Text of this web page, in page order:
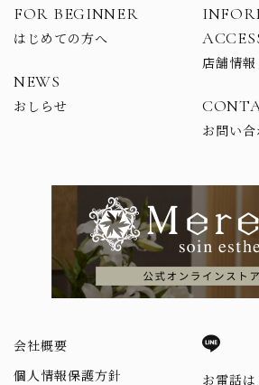
FOR BEGINNER
はじめての方へ
NEWS
おしらせ
店舗情
お問い合
会社概要
個人情報保護方針
お電話